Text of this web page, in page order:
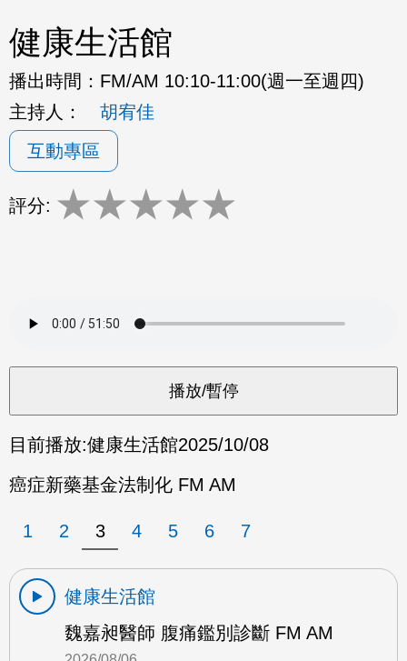
健康生活館
播出時間： FM/AM 10:10-11:00(週一至週四)
主持人：
胡宥佳
互動專區
評分: ★★★★★
目前播放:健康生活館2025/10/08
癌症新藥基金法制化 FM AM
1 2 3 4 5 6 7
健康生活館
魏嘉昶醫師 腹痛鑑別診斷 FM AM